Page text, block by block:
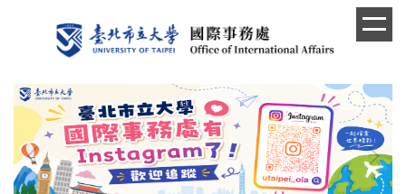
內
容